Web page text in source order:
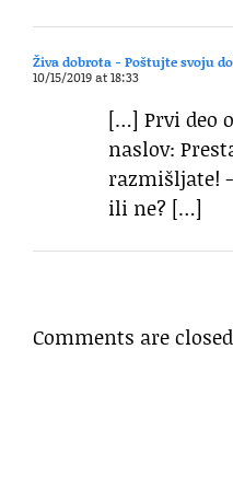
Živa dobrota - Poštujte svoju
10/15/2019 at 18:33
[…] Prvi deo
naslov:
razmišljate!
ili ne? […]
Comments are